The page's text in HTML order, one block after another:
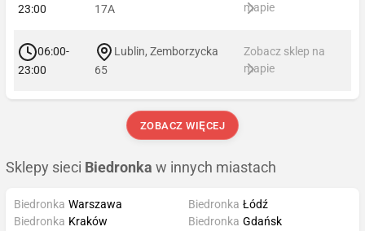
23:00
17A
mapie
06:00-
23:00
Lublin, Zemborzycka
65
Zobacz sklep na
mapie
ZOBACZ WIĘCEJ
Sklepy sieci Biedronka w innych miastach
Biedronka Warszawa
Biedronka Kraków
Biedronka Łódź
Biedronka Gdańsk